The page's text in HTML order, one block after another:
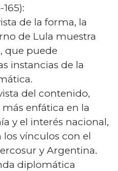
de la forma, la
de Lula muestra
que puede
instancias de la
del contenido,
enfática en la
y el interés nacional,
vínculos con el
y Argentina.
diplomática